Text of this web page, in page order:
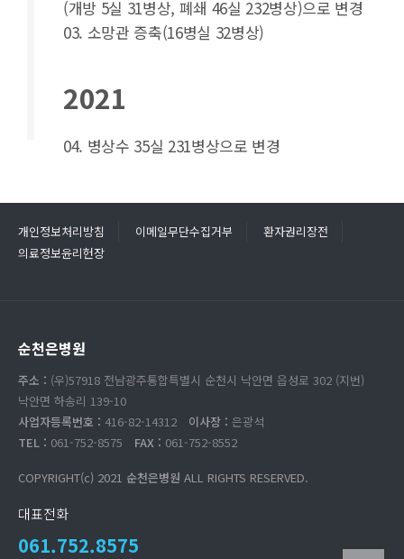
(개방 5실 31병상, 폐쇄 46실 232병상)으로 변경
03. 소망관 증축(16병실 32병상)
2021
04. 병상수 35실 231병상으로 변경
개인정보처리방침 이메일무단수집거부
환자권리장전
의료정보윤리헌장
순천은병원
주소 : (우)57918 전남광주통합특별시 순천시 낙안면 읍성로 302 (지번)
낙안면 하송리 139-10
사업자등록번호 : 416-82-14312 이사장 : 은광석
TEL : 061-752-8575 FAX : 061-752-8552
COPYRIGHT(c) 2021 순천은병원 ALL RIGHTS RESERVED.
대표전화
061.752.8575